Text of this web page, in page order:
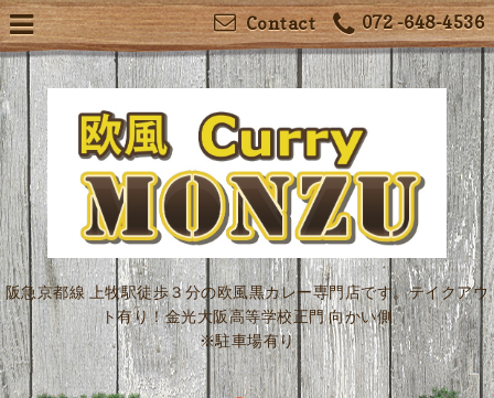
072 -648-4536
Contact
阪急京都線 上牧駅徒歩３分の欧風黒カレー専門店です。テイクアウ
ト有り！金光大阪高等学校正門 向かい側
※駐車場有り